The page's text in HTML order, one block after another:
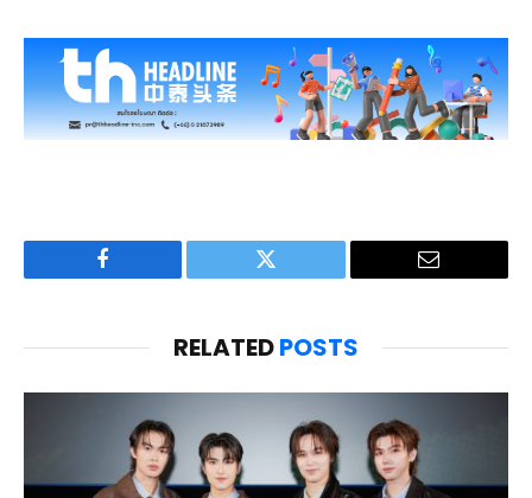
Facebook Twitter Email
RELATEDPOSTS